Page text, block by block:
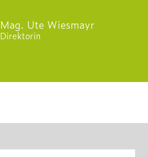
Mag. Ute Wiesmayr
Direktorin